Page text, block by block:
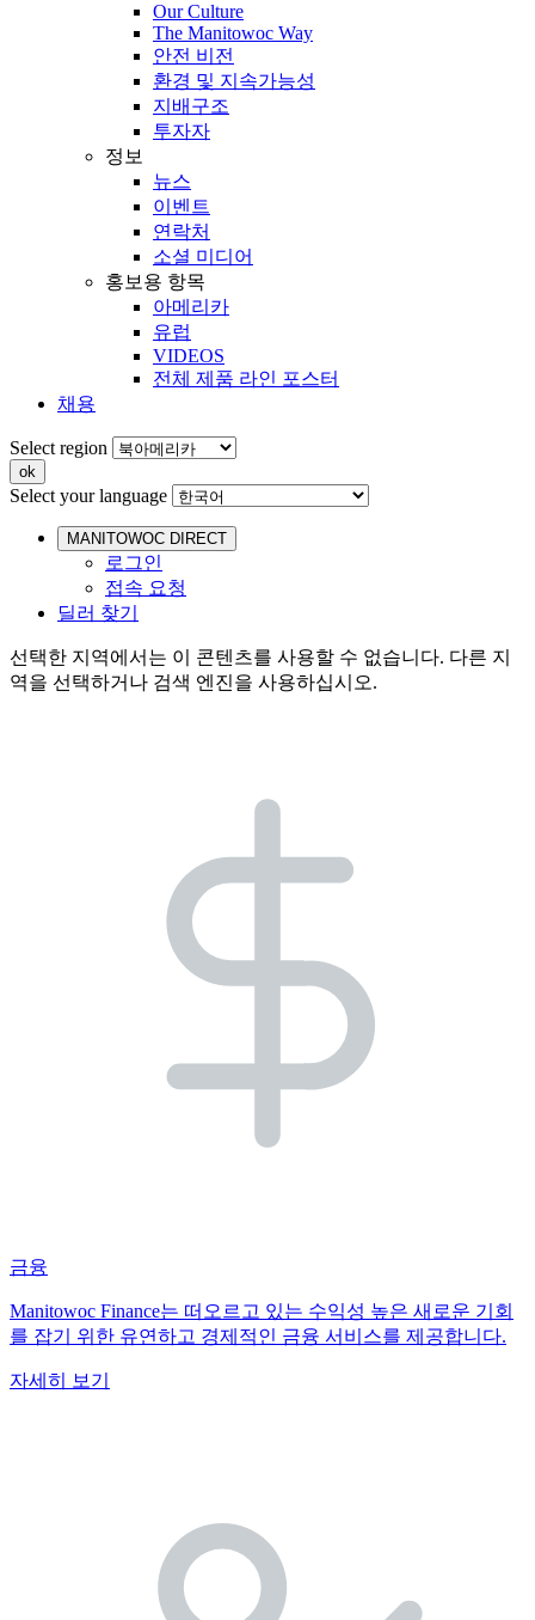
Our Culture
The Manitowoc Way
안전 비전
환경 및 지속가능성
지배구조
투자자
정보
뉴스
이벤트
연락처
소셜 미디어
홍보용 항목
아메리카
유럽
VIDEOS
전체 제품 라인 포스터
채용
Select region
Select your language
MANITOWOC DIRECT
로그인
접속 요청
딜러 찾기
선택한 지역에서는 이 콘텐츠를 사용할 수 없습니다. 다른 지
역을 선택하거나 검색 엔진을 사용하십시오.
금융
Manitowoc Finance는 떠오르고 있는 수익성 높은 새로운 기회
를 잡기 위한 유연하고 경제적인 금융 서비스를 제공합니다.
자세히 보기